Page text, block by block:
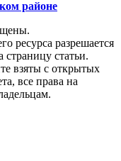
районе
ресурса разрешается
страницу статьи.
взяты с открытых
все права на